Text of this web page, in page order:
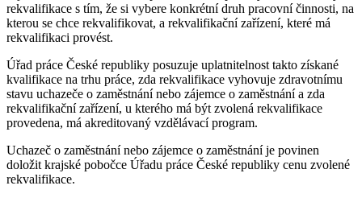
rekvalifikace s tím, že si vybere konkrétní druh pracovní činnosti, na
kterou se chce rekvalifikovat, a rekvalifikační zařízení, které má
rekvalifikaci provést.
Úřad práce České republiky posuzuje uplatnitelnost takto získané
kvalifikace na trhu práce, zda rekvalifikace vyhovuje zdravotnímu
stavu uchazeče o zaměstnání nebo zájemce o zaměstnání a zda
rekvalifikační zařízení, u kterého má být zvolená rekvalifikace
provedena, má akreditovaný vzdělávací program.
Uchazeč o zaměstnání nebo zájemce o zaměstnání je povinen
doložit krajské pobočce Úřadu práce České republiky cenu zvolené
rekvalifikace.